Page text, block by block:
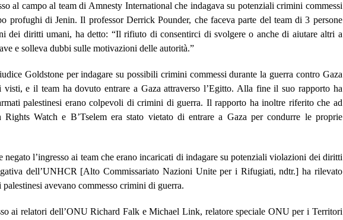
al campo al team di Amnesty International che indagava su potenziali crimini commessi
profughi di Jenin. Il professor Derrick Pounder, che faceva parte del team di 3 persone
dei diritti umani, ha detto: “Il rifiuto di consentirci di svolgere o anche di aiutare altri a
e solleva dubbi sulle motivazioni delle autorità.”
Goldstone per indagare su possibili crimini commessi durante la guerra contro Gaza
visti, e il team ha dovuto entrare a Gaza attraverso l’Egitto. Alla fine il suo rapporto ha
palestinesi erano colpevoli di crimini di guerra. Il rapporto ha inoltre riferito che ad
Rights Watch e B’Tselem era stato vietato di entrare a Gaza per condurre le proprie
negato l’ingresso ai team che erano incaricati di indagare su potenziali violazioni dei diritti
dell’UNHCR [Alto Commissariato Nazioni Unite per i Rifugiati, ndtr.] ha rilevato
avevano commesso crimini di guerra.
ai relatori dell’ONU Richard Falk e Michael Link, relatore speciale ONU per i Territori